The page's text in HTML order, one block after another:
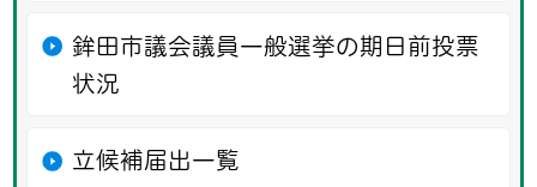
鉾田市議会議員一般選挙の期日前投票
状況
立候補届出一覧